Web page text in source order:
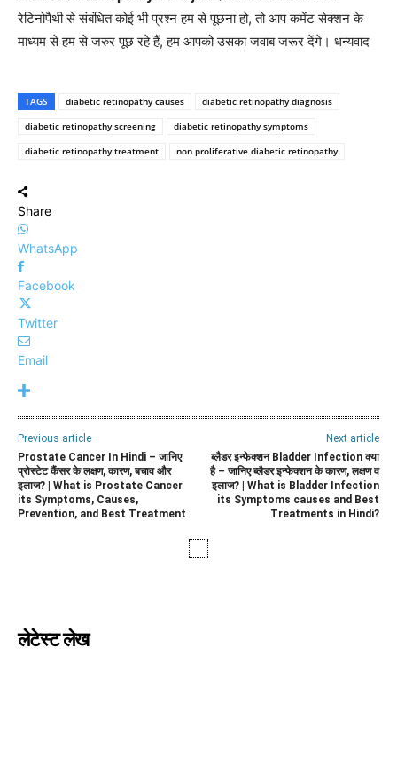
रेटिनोपैथी से संबंधित कोई भी प्रश्न हम से पूछना हो, तो आप कमेंट सेक्शन के
माध्यम से हम से जरुर पूछ रहे हैं, हम आपको उसका जवाब जरूर देंगे। धन्यवाद
TAGS diabetic retinopathy causes
diabetic retinopathy diagnosis
diabetic retinopathy screening
diabetic retinopathy symptoms
diabetic retinopathy treatment
non proliferative diabetic retinopathy
Share
WhatsApp
Facebook
Twitter
Email
Previous article
Prostate Cancer In Hindi – जानिए
प्रोस्टेट कैंसर के लक्षण, कारण, बचाव और
इलाज? | What is Prostate Cancer
its Symptoms, Causes,
Prevention, and Best Treatment
Next article
ब्लैडर इन्फेक्शन Bladder Infection क्या
है – जानिए ब्लैडर इन्फेक्शन के कारण, लक्षण व
इलाज? | What is Bladder Infection
its Symptoms causes and Best
Treatments in Hindi?
लेटेस्ट लेख